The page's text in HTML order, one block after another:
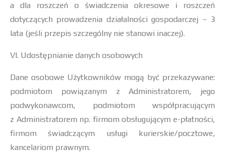
a dla roszczeń o świadczenia okresowe i roszczeń
dotyczących prowadzenia działalności gospodarczej – 3
lata (jeśli przepis szczególny nie stanowi inaczej).
VI. Udostępnianie danych osobowych
Dane osobowe Użytkowników mogą być przekazywane:
podmiotom powiązanym z Administratorem, jego
podwykonawcom, podmiotom współpracującym
z Administratorem np. firmom obsługującym e-płatności,
firmom świadczącym usługi kurierskie/pocztowe,
kancelariom prawnym.